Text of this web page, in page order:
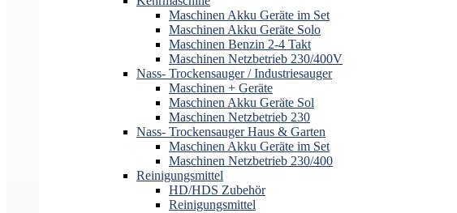
Maschinen Akku Geräte im Set
Maschinen Akku Geräte Solo
Maschinen Benzin 2-4 Takt
Maschinen Netzbetrieb 230/400V
Nass- Trockensauger / Industriesauger
Maschinen + Geräte
Maschinen Akku Geräte Sol
Maschinen Netzbetrieb 230
Nass- Trockensauger Haus & Garten
Maschinen Akku Geräte im Set
Maschinen Netzbetrieb 230/400
Reinigungsmittel
HD/HDS Zubehör
Reinigungsmittel